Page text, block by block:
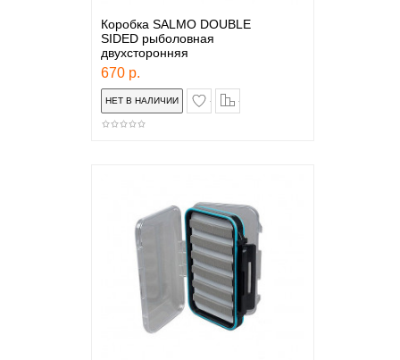
Коробка SALMO DOUBLE
SIDED рыболовная
двухсторонняя
670 р.
в закладки